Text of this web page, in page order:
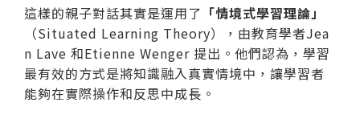
這樣的親子對話其實是運用了 「情境式學習理論」
（Situated Learning Theory），由教育學者Jea
n Lave 和Etienne Wenger 提出。他們認為，學習
最有效的方式是將知識融入真實情境中，讓學習者
能夠在實際操作和反思中成長。